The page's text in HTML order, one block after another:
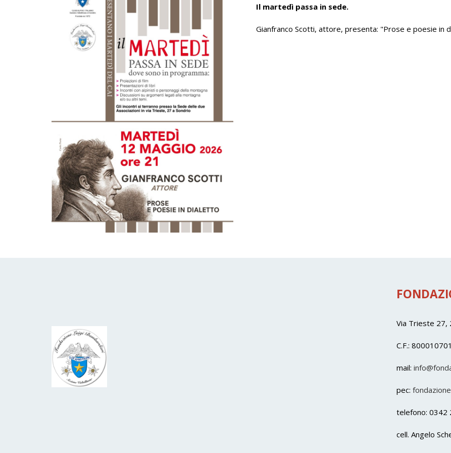
Il martedì passa in sede.
Gianfranco Scotti, attore, presenta: "Prose e poesie in
Via Trieste 27,
C.F.:
mail:
pec:
telefono: 0342
cell. Angelo